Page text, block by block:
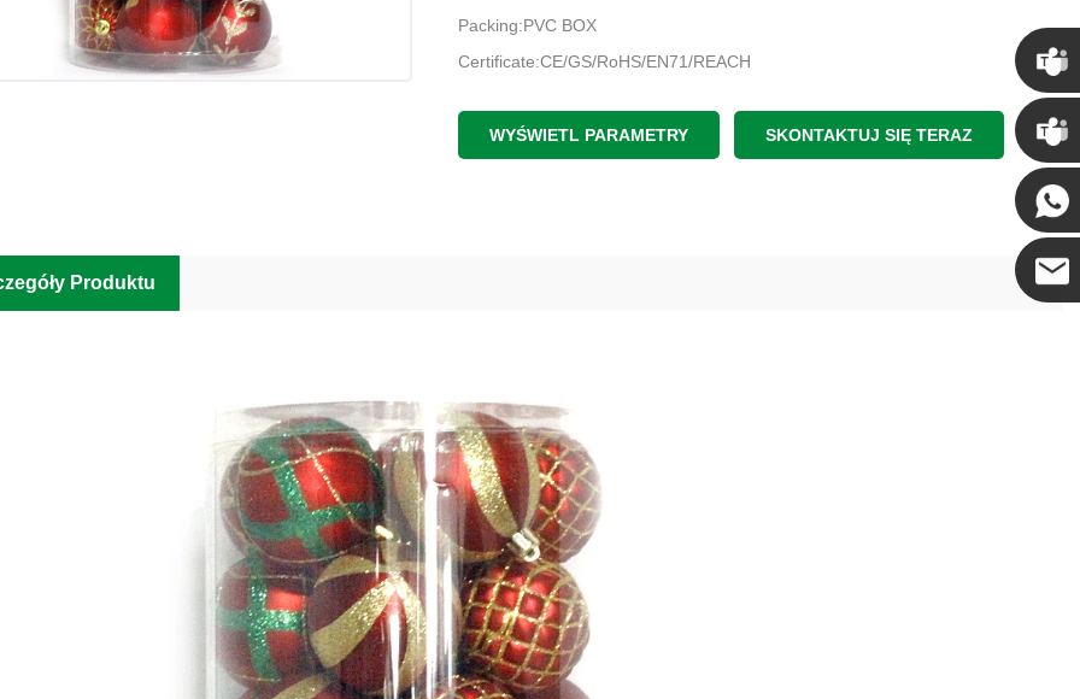
Packing:PVC BOX
Certificate:CE/GS/RoHS/EN71/REACH
Payment:T/T
WYŚWIETL PARAMETRY SKONTAKTUJ SIĘ TERAZ
Produktu
Chris
Kenny